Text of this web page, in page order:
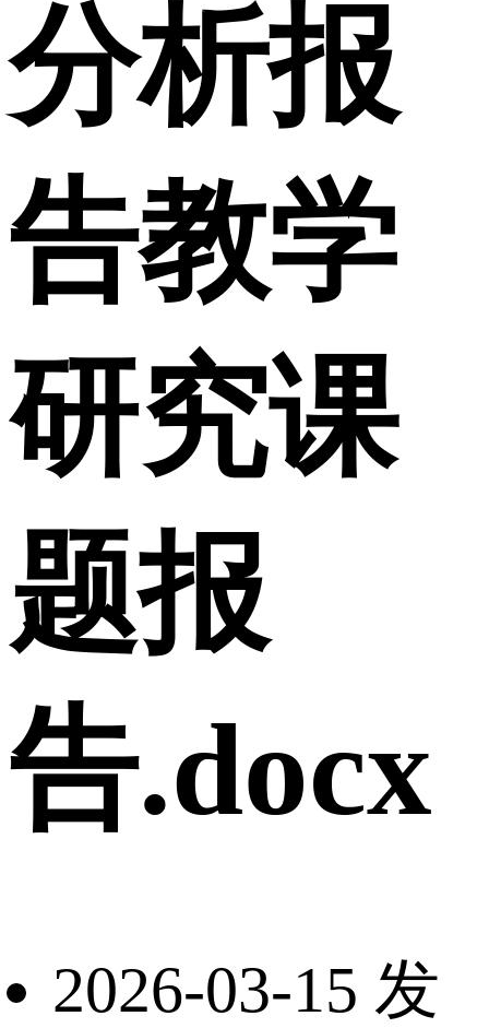
分析报
告教学
研究课
题报
告.docx
2026-03-15 发